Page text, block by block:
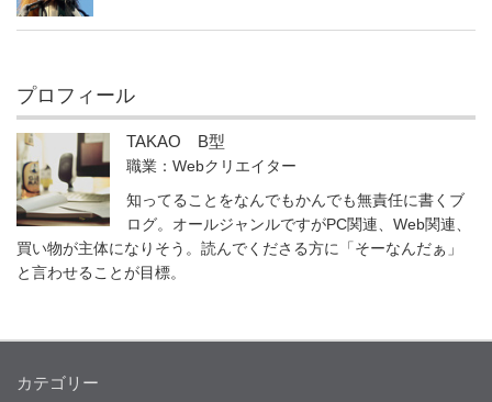
プロフィール
TAKAO B型
職業：Webクリエイター
知ってることをなんでもかんでも無責任に書くブ
ログ。オールジャンルですがPC関連、Web関連、
買い物が主体になりそう。読んでくださる方に「そーなんだぁ」
と言わせることが目標。
カテゴリー